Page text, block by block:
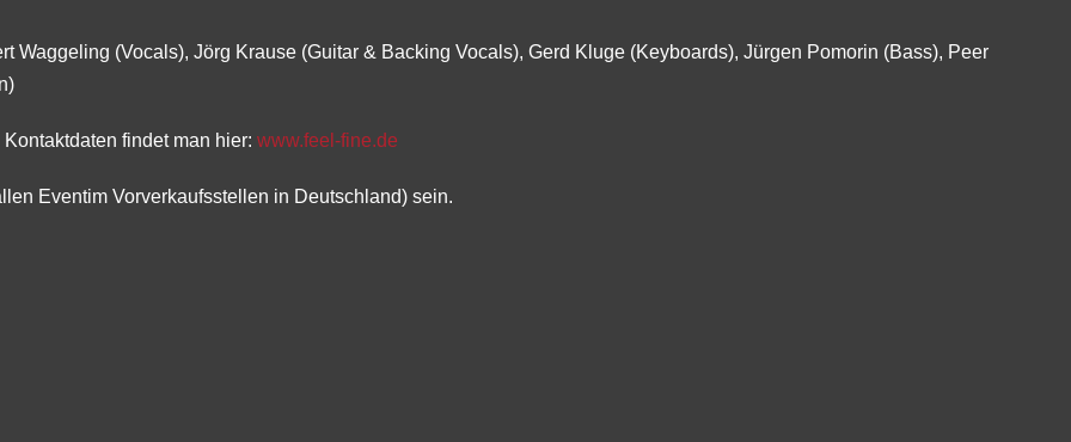
Waggeling (Vocals), Jörg Krause (Guitar & Backing Vocals), Gerd Kluge (Keyboards), Jürgen Pomorin (Bass), Peer
findet man hier: www.feel-fine.de
Eventim Vorverkaufsstellen in Deutschland) sein.